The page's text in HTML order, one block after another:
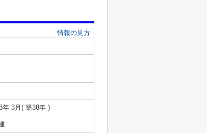
情報の見方
年 3月( 築38年 )